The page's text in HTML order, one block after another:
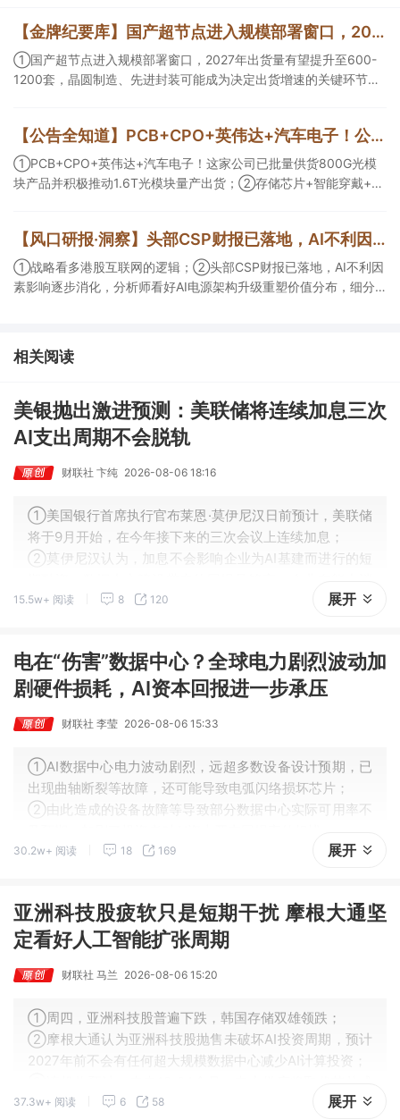
【金牌纪要库】国产超节点进入规模部署窗口，2027年出货量有望提升至600-1200套，晶圆制造、先进封装可能成为决定出货增速的关键环节
①国产超节点进入规模部署窗口，2027年出货量有望提升至600-
1200套，晶圆制造、先进封装可能成为决定出货增速的关键环节；
换芯片已经由送样验证逐步进入小批量应用，中低速率产品替代有
望加快，400G、800G产品正进入认证和导入阶段。
【公告全知道】PCB+CPO+英伟达+汽车电子！公司已批量供货800G光模块
①PCB+CPO+英伟达+汽车电子！这家公司已批量供货800G光模
块产品并积极推动1.6T光模块量产出货；②存储芯片+智能穿戴+华
【风口研报·洞察】头部CSP财报已落地，AI不利因素影响逐步消化，分析师看好AI电源架构升级重塑价值分布，细分龙头迈入放量验证阶段；战略看多港股互联网的逻辑
①战略看多港股互联网的逻辑；②头部CSP财报已落地，AI不利因
素影响逐步消化，分析师看好AI电源架构升级重塑价值分布，细分
智能获新财富分析师深度覆盖；④在个股机构关注度排行中，华峰
化学首次上榜，前五名依次为东鹏饮料>药明康德>百润股份>华峰
相关阅读
美银抛出激进预测：美联储将连续加息三次
AI支出周期不会脱轨
财联社 卞纯 2026-08-06 18:16
①美国银行首席执行官布莱恩·莫伊尼汉日前预计，美联储
将于9月开始，在今年接下来的三次会议上连续加息；
②莫伊尼汉认为，加息不会影响企业为AI基建而进行的短
化更高的融资成本。
15.5w+ 阅读 8 120 展开
电在“伤害”数据中心？全球电力剧烈波动加
剧硬件损耗，AI资本回报进一步承压
财联社 李莹 2026-08-06 15:33
①AI数据中心电力波动剧烈，远超多数设备设计预期，已
出现曲轴断裂等故障，还可能导致电弧闪络损坏芯片；
②由此造成的设备故障等导致部分数据中心实际可用率不
③此外，剧烈的电力波动也对大电网稳定构成威胁，各方
30.2w+ 阅读 18 169 展开
亚洲科技股疲软只是短期干扰 摩根大通坚
定看好人工智能扩张周期
财联社 马兰 2026-08-06 15:20
①周四，亚洲科技股普遍下跌，韩国存储双雄领跌；
②摩根大通认为亚洲科技股抛售未破坏AI投资周期，预计
2027年前不会有任何超大规模数据中心减少AI计算投资；
为AI算力主要制约因素。
37.3w+ 阅读 6 58 展开